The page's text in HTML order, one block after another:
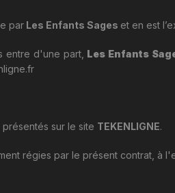
par Les Enfants Sages et en est
entre d'une part, Les Enfants
sur le site TEKENLIGNE.
régies par le présent contrat, à